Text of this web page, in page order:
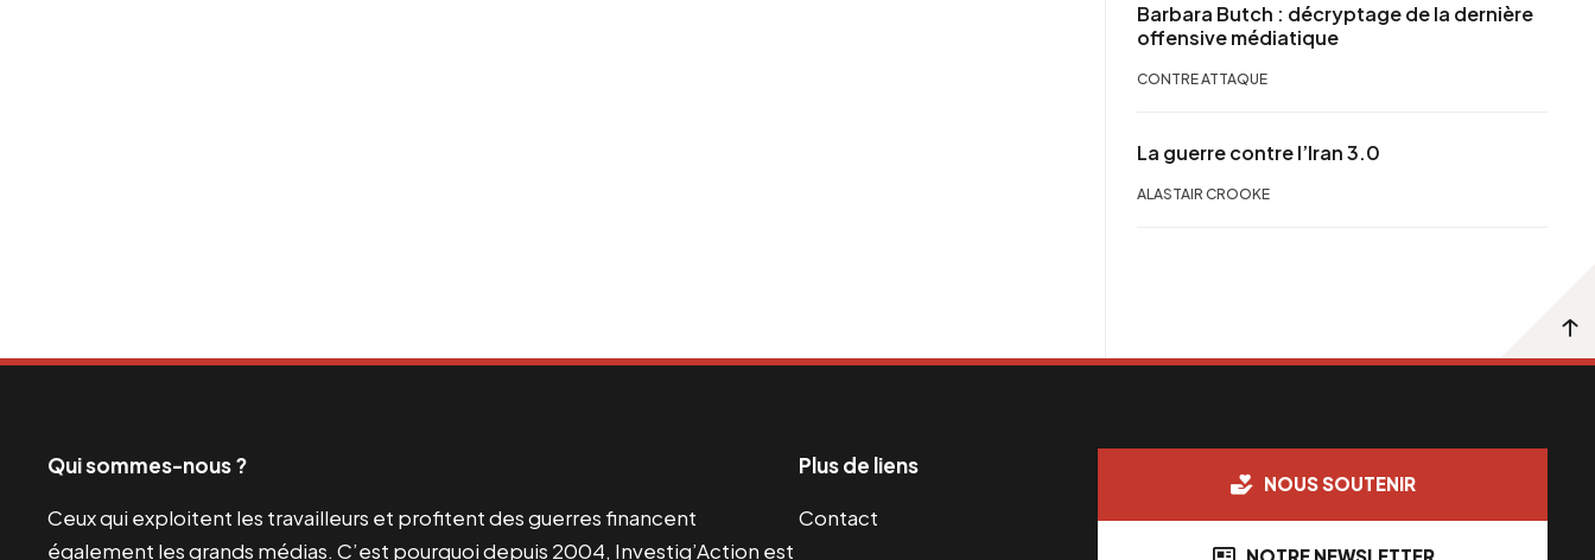
Barbara Butch : décryptage de la dernière
offensive médiatique
CONTRE ATTAQUE
La guerre contre l’Iran 3.0
ALASTAIR CROOKE
Qui sommes-nous ?
Ceux qui exploitent les travailleurs et profitent des guerres financent
également les grands médias. C’est pourquoi depuis 2004, Investig’Action est
Plus de liens
Contact
NOUS SOUTENIR